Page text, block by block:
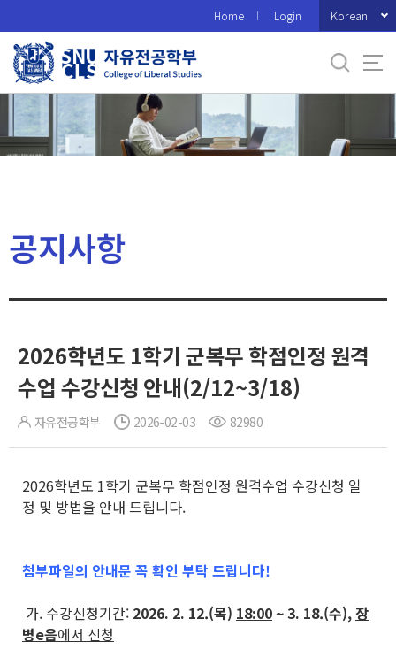
로
메
Home Login Korean
공지사항
2026학년도 1학기 군복무 학점인정 원격
수업 수강신청 안내(2/12~3/18)
자유전공학부 2026-02-03 82980
2026학년도 1학기 군복무 학점인정 원격수업 수강신청 일
정 및 방법을 안내 드립니다.
첨부파일의 안내문 꼭 확인 부탁 드립니다!
가. 수강신청기간: 2026. 2. 12.(목) 18:00~ 3. 18.(수),장
병e음에서 신청